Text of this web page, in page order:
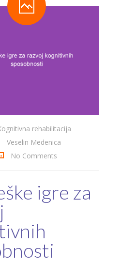
tretman
terapeut može da pomogne?
rehabilitacija
Veselin Medenica
No Comments
igre za